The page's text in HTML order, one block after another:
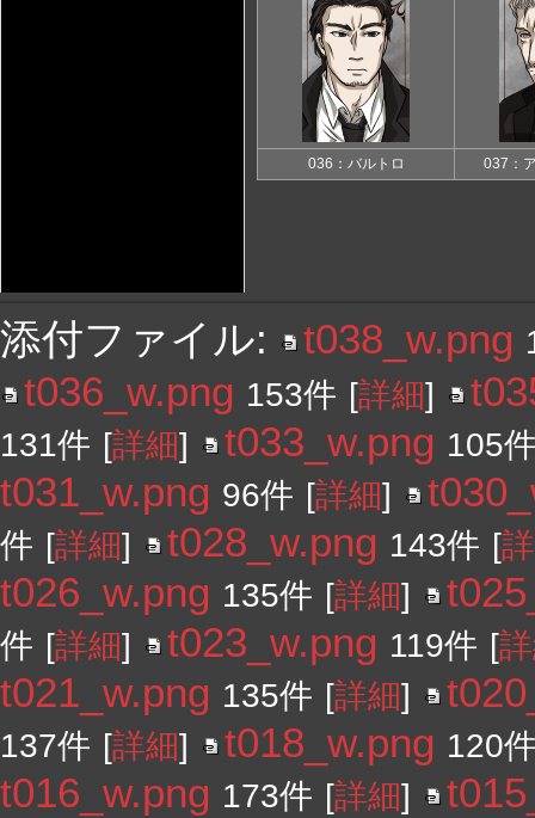
036：バルトロ 037：
添付ファイル: t038_w.png
t036_w.png 153件 [詳細]
131件 [詳細] t033_w.png 105
t031_w.png 96件 [詳細]
件 [詳細] t028_w.png 143件 [
t026_w.png 135件 [詳細]
件 [詳細] t023_w.png 119件 [
t021_w.png 135件 [詳細]
137件 [詳細] t018_w.png 120
t016_w.png 173件 [詳細]